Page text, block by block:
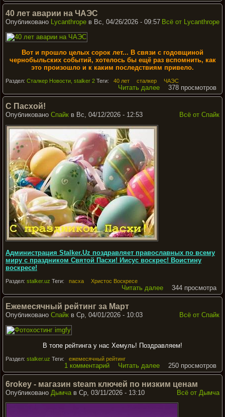
40 лет аварии на ЧАЭС
Всё от Lycanthrope
Опубликовано Lycanthrope в Вс, 04/26/2026 - 09:57
Вот и прошло целых сорок лет... В связи с годовщиной
чернобыльских событий, хотелось бы ещё раз вспомнить, как
это произошло и к каким последствиям привело.
Раздел: Сталкер Новости, stalker 2 Теги: 40 лет сталкер ЧАЭС
Читать далее 378 просмотров
С Пасхой!
Всё от Спайк
Опубликовано Спайк в Вс, 04/12/2026 - 12:53
Администрация Stalker.Uz поздравляет православных по всему
миру с праздником Святой Пасхи! Иисус воскрес! Воистину
воскресе!
Раздел: stalker.uz Теги: пасха Христос Воскресе
Читать далее 344 просмотра
Ежемесячный рейтинг за Март
Всё от Спайк
Опубликовано Спайк в Ср, 04/01/2026 - 10:03
В топе рейтинга у нас Хемуль! Поздравляем!
Раздел: stalker.uz Теги: ежемесячный рейтинг
1 комментарий Читать далее 250 просмотров
6rokey - магазин steam ключей по низким ценам
Всё от Дымча
Опубликовано Дымча в Ср, 03/11/2026 - 13:10